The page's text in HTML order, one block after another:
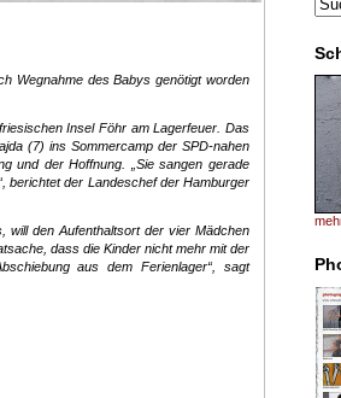
Wegnahme des Babys genötigt worden
Insel Föhr am Lagerfeuer. Das
(7) ins Sommercamp der SPD-nahen
und der Hoffnung. „Sie sangen gerade
berichtet der Landeschef der Hamburger
will den Aufenthaltsort der vier Mädchen
dass die Kinder nicht mehr mit der
aus dem Ferienlager“, sagt